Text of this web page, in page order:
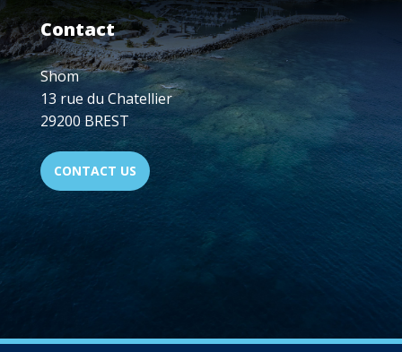
Contact
Shom
13 rue du Chatellier
29200 BREST
CONTACT US